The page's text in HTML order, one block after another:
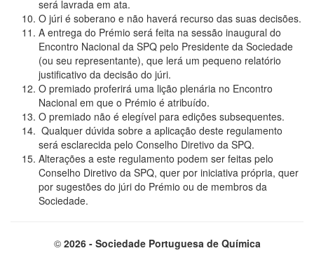
será lavrada em ata.
O júri é soberano e não haverá recurso das suas decisões.
A entrega do Prémio será feita na sessão inaugural do
Encontro Nacional da SPQ pelo Presidente da Sociedade
(ou seu representante), que lerá um pequeno relatório
justificativo da decisão do júri.
O premiado proferirá uma lição plenária no Encontro
Nacional em que o Prémio é atribuído.
O premiado não é elegível para edições subsequentes.
Qualquer dúvida sobre a aplicação deste regulamento
será esclarecida pelo Conselho Diretivo da SPQ.
Alterações a este regulamento podem ser feitas pelo
Conselho Diretivo da SPQ, quer por iniciativa própria, quer
por sugestões do júri do Prémio ou de membros da
Sociedade.
© 2026 - Sociedade Portuguesa de Química